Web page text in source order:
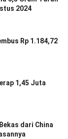
2024
Rp 1.184,72
1,45 Juta
dari China